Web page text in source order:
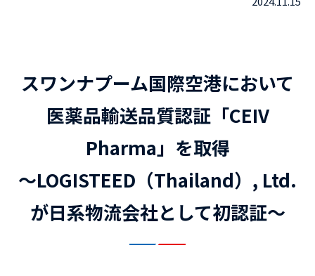
スワンナプーム国際空港において
医薬品輸送品質認証「CEIV
Pharma」を取得
～LOGISTEED（Thailand）, Ltd.
が日系物流会社として初認証～